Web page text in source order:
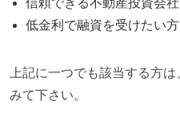
低金利で融資を受けたい方
上記に一つでも該当する方
みて下さい。